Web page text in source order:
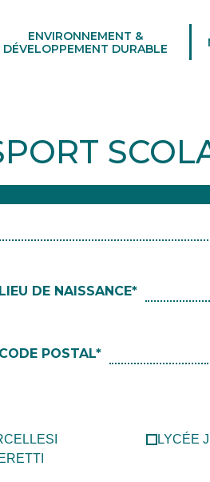
ENVIRONNEMENT &
DÉVELOPPEMENT DURABLE
LIEU DE NAISSANCE*
CODE POSTAL*
LYCÉE